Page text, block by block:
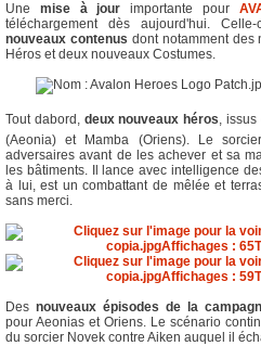
Une mise à jourimportante pour
téléchargement dès aujourd'hui.
nouveaux contenus dont notamment des
Héros et deux nouveaux Costumes.
Tout dabord, deux nouveaux héros, issus
(Aeonia) et Mamba (Oriens). Le
adversaires avant de les achever et sa
les bâtiments. Il lance avec intelligence
à lui, est un combattant de mêlée et
sans merci.
Des nouveaux épisodes de la
pour Aeonias et Oriens. Le scénario
du sorcier Novek contre Aiken auquel il